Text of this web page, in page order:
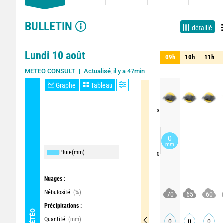
BULLETIN détaillé
Lundi 10 août
METEO CONSULT Actualisé, il y a 47min
MÉTÉO
Graphe Tableau
Pluie(mm)
Nuages :
Nébulosité (%)
Précipitations :
Quantité (mm)
3
0
09h 10h 11h
09h 10h 11h
70 65 60
0 0 0
0
mm